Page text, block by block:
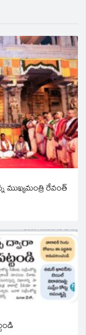
ముఖ్యమంత్రి రేవంత్